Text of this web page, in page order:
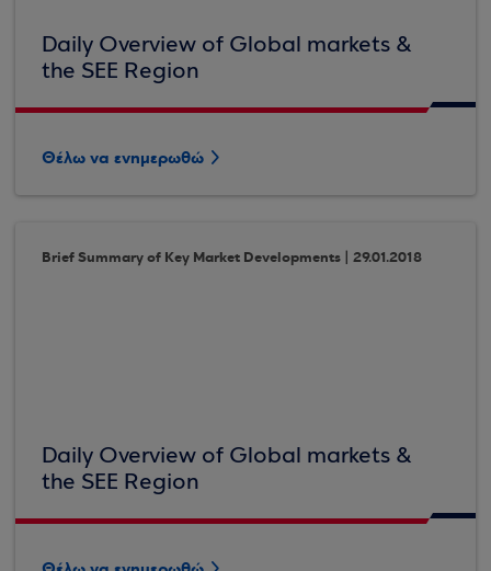
Daily Overview of Global markets &
the SEE Region
Θέλω να ενημερωθώ
Brief Summary of Key Market Developments | 29.01.2018
Daily Overview of Global markets &
the SEE Region